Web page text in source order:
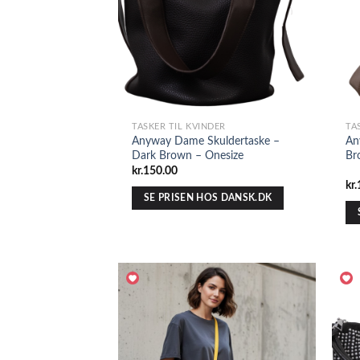
TASKER TIL KVINDER
Anyway Dame Skuldertaske –
Dark Brown – Onesize
kr.150.00
SE PRISEN HOS DANSK.DK
kr.